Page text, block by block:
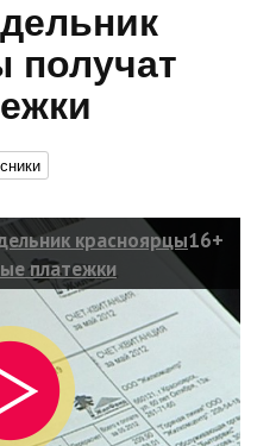
получат
красноярцы
платежки
16+